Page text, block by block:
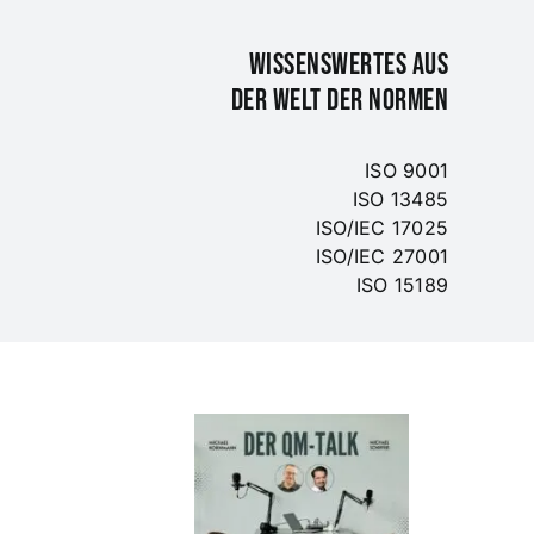
WISSENSWERTES AUS
DER WELT DER NORMEN
ISO 9001
ISO 13485
ISO/IEC 17025
ISO/IEC 27001
ISO 15189